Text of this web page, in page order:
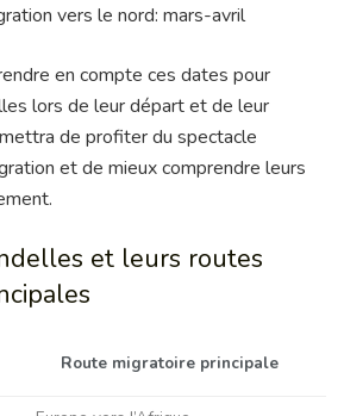
vers le nord: mars-avril
en compte ces dates pour
lors de leur départ et de leur
de profiter du spectacle
et de mieux comprendre leurs
et leurs routes
Route migratoire principale